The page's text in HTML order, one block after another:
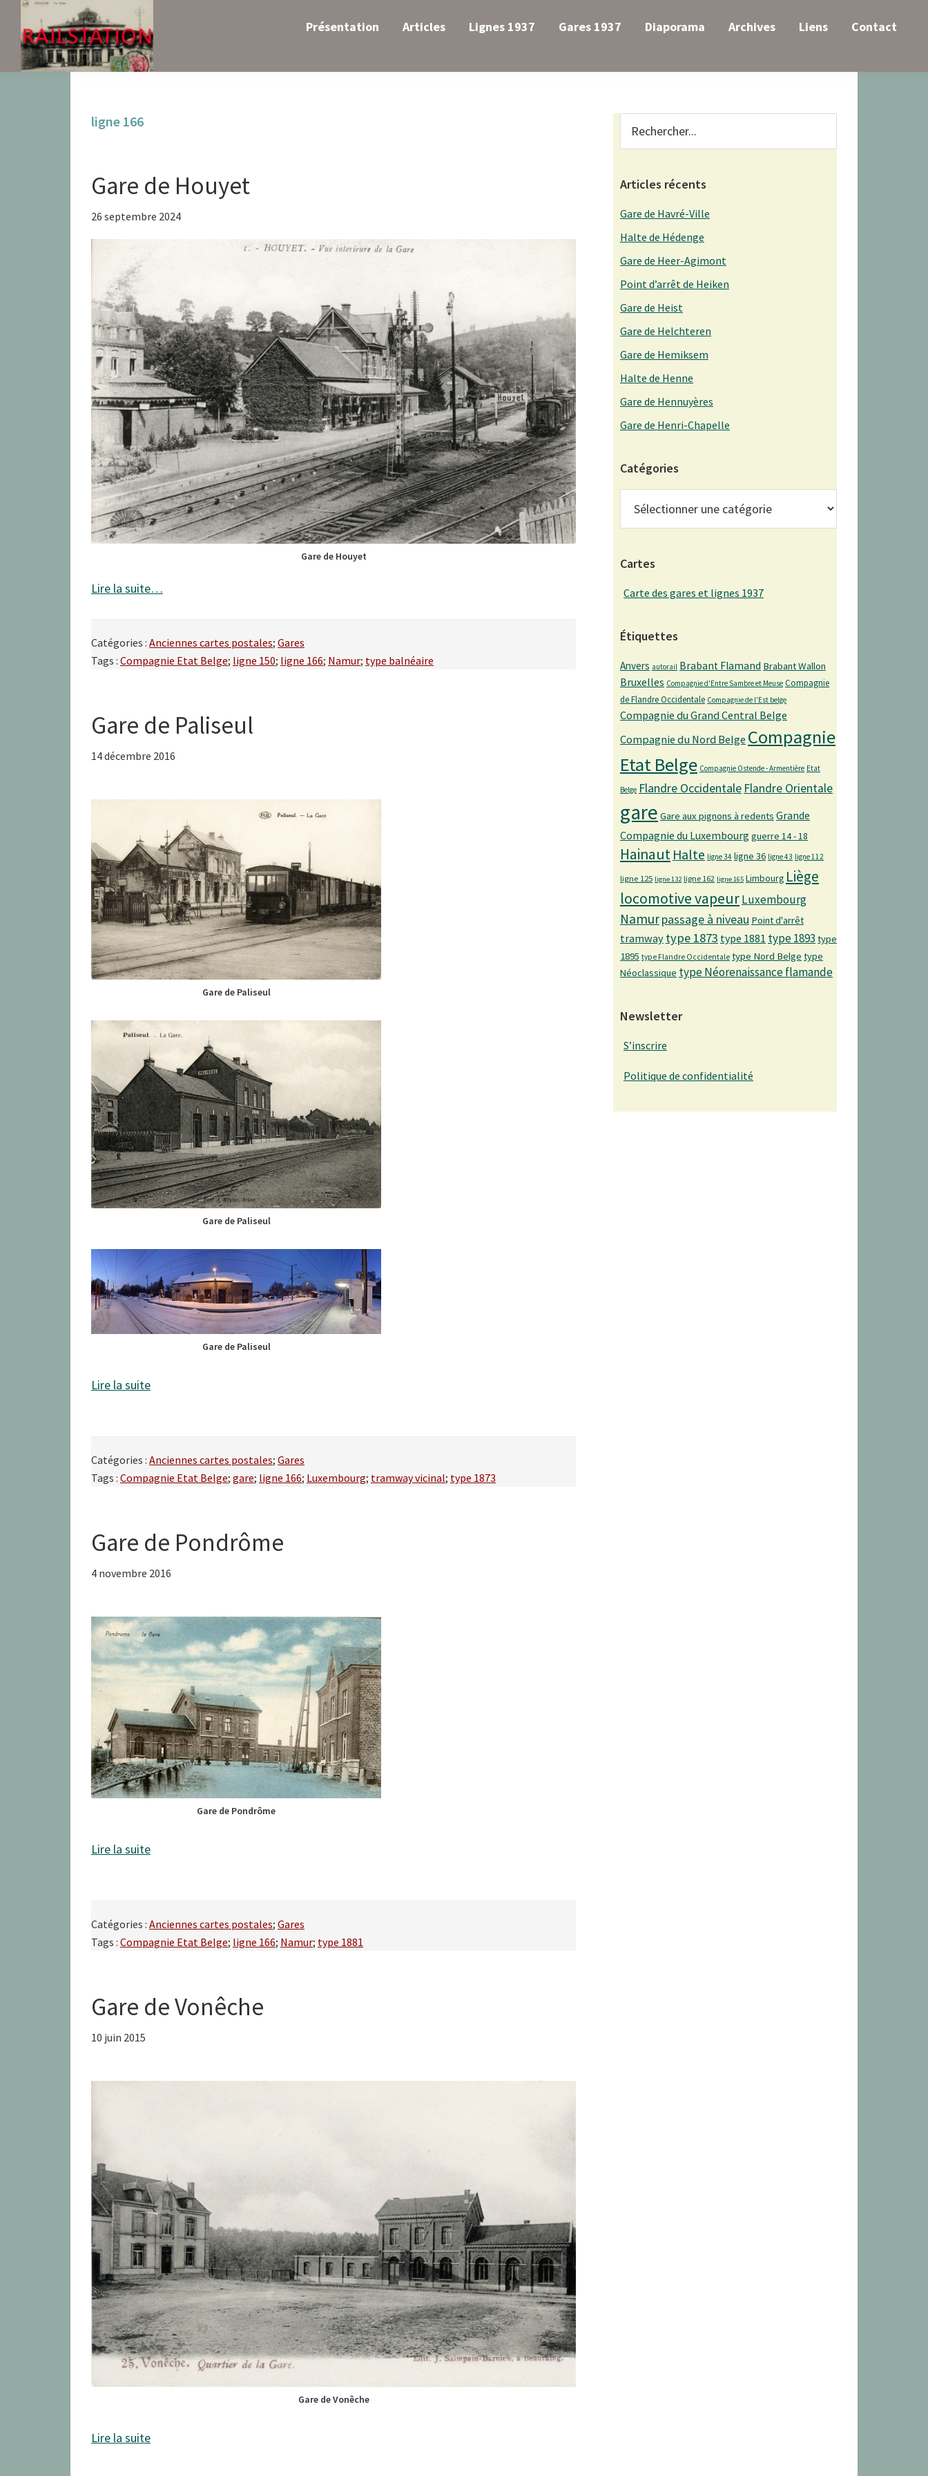
primary
navigation
main
content
primary
sidebar
Présentation Articles Lignes 1937 Gares 1937 Diaporama Archives Liens Contact
ligne 166
Gare de Houyet
26 septembre 2024
Gare de Houyet
Lire la suite…
Catégories : Anciennes cartes postales; Gares
Tags : Compagnie Etat Belge; ligne 150; ligne 166; Namur; type balnéaire
Gare de Paliseul
14 décembre 2016
Gare de Paliseul
Gare de Paliseul
Gare de Paliseul
Lire la suite
Catégories : Anciennes cartes postales; Gares
Tags : Compagnie Etat Belge; gare; ligne 166; Luxembourg; tramway vicinal; type 1873
Gare de Pondrôme
4 novembre 2016
Gare de Pondrôme
Lire la suite
Catégories : Anciennes cartes postales; Gares
Tags : Compagnie Etat Belge; ligne 166; Namur; type 1881
Gare de Vonêche
10 juin 2015
Gare de Vonêche
Lire la suite
Primary
Sidebar
Articles récents
Gare de Havré-Ville
Halte de Hédenge
Gare de Heer-Agimont
Point d’arrêt de Heiken
Gare de Heist
Gare de Helchteren
Gare de Hemiksem
Halte de Henne
Gare de Hennuyères
Gare de Henri-Chapelle
Catégories
Cartes
Carte des gares et lignes 1937
Étiquettes
Anvers autorail Brabant Flamand Brabant Wallon
Bruxelles Compagnie d'Entre Sambre et Meuse Compagnie
de Flandre Occidentale Compagnie de l'Est belge
Compagnie du Grand Central Belge
Compagnie du Nord Belge Compagnie
Etat Belge Compagnie Ostende - Armentière Etat
Belge Flandre Occidentale Flandre Orientale
gare Gare aux pignons à redents Grande
Compagnie du Luxembourg guerre 14 - 18
Hainaut Halte ligne 34 ligne 36 ligne 43 ligne 112
ligne 125 ligne 132 ligne 162 ligne 165 Limbourg Liège
locomotive vapeurLuxembourg
Namurpassage à niveau Point d'arrêt
tramway type 1873 type 1881 type 1893 type
1895 type Flandre Occidentale type Nord Belge type
Néoclassique type Néorenaissance flamande
Newsletter
S’inscrire
Politique de confidentialité